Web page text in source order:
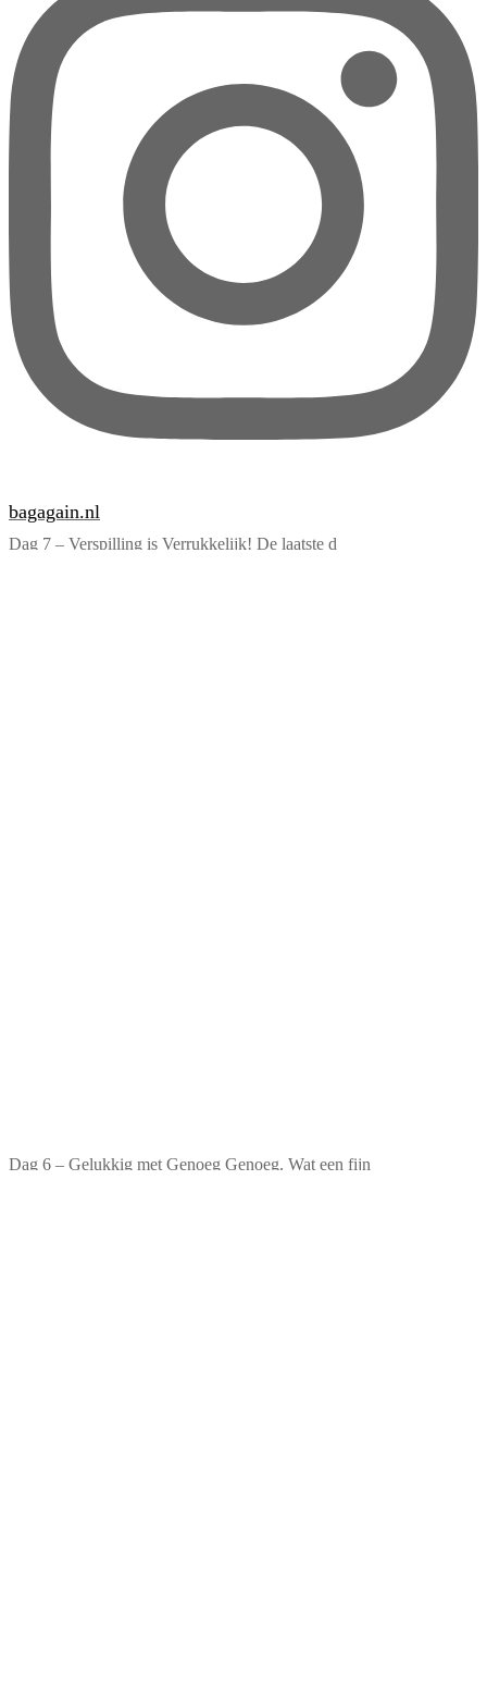
bagagain.nl
Dag 7 – Verspilling is Verrukkelijk! De laatste d
Dag 6 – Gelukkig met Genoeg Genoeg. Wat een fijn